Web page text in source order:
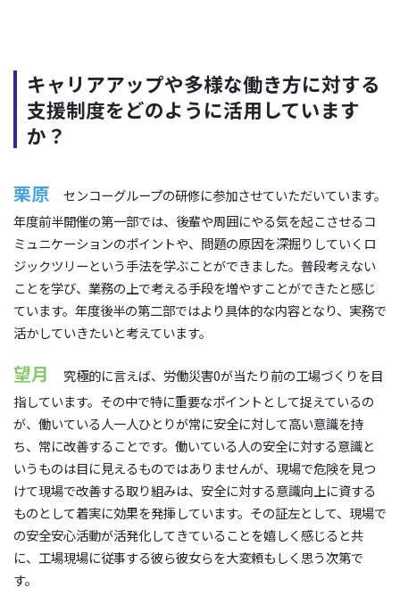
キャリアアップや多様な働き方に対する
支援制度をどのように活用しています
か？
栗原
センコーグループの研修に参加させていただいています。
年度前半開催の第一部では、後輩や周囲にやる気を起こさせるコ
ミュニケーションのポイントや、問題の原因を深掘りしていくロ
ジックツリーという手法を学ぶことができました。普段考えない
ことを学び、業務の上で考える手段を増やすことができたと感じ
ています。年度後半の第二部ではより具体的な内容となり、実務で
活かしていきたいと考えています。
望月
究極的に言えば、労働災害0が当たり前の工場づくりを目
指しています。その中で特に重要なポイントとして捉えているの
が、働いている人一人ひとりが常に安全に対して高い意識を持
ち、常に改善することです。働いている人の安全に対する意識と
いうものは目に見えるものではありませんが、現場で危険を見つ
けて現場で改善する取り組みは、安全に対する意識向上に資する
ものとして着実に効果を発揮しています。その証左として、現場で
の安全安心活動が活発化してきていることを嬉しく感じると共
に、工場現場に従事する彼ら彼女らを大変頼もしく思う次第で
す。